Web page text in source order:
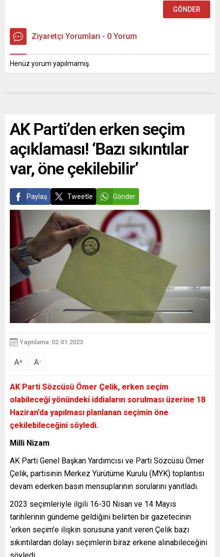
Ziyaretçi Yorumları - 0 Yorum
Henüz yorum yapılmamış.
AK Parti’den erken seçim
açıklaması! ‘Bazı sıkıntılar
var, öne çekilebilir’
Paylaş Tweetle Gönder
Yayınlama: 02.01.2023
A+ A-
AK Parti Sözcüsü Ömer Çelik, erken seçim
olabileceği yönündeki iddiaların sorulması üzerine 18
Haziran’da yapılması planlanan seçimin öne
çekilebileceğini söyledi.
Milli Nizam
AK Parti Genel Başkan Yardımcısı ve Parti Sözcüsü Ömer
Çelik, partisinin Merkez Yürütüme Kurulu (MYK) toplantısı
devam ederken basın mensuplarının sorularını yanıtladı.
2023 seçimleriyle ilgili 16-30 Nisan ve 14 Mayıs
tarihlerinin gündeme geldiğini belirten bir gazetecinin
‘erken seçim’e ilişkin sorusuna yanıt veren Çelik bazı
sıkıntılardan dolayı seçimlerin biraz erkene alınabileceğini
söyledi.